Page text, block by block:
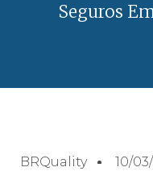
Seguros
BRQuality 10/